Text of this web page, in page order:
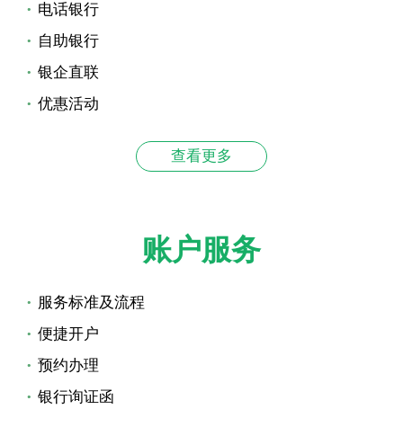
电话银行
自助银行
银企直联
优惠活动
查看更多
账户服务
服务标准及流程
便捷开户
预约办理
银行询证函